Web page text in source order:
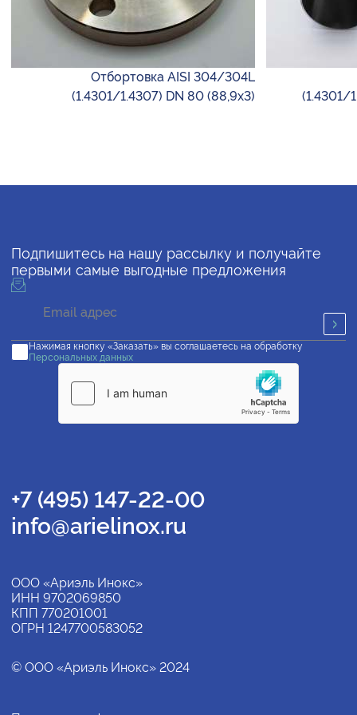
Отбортовка AISI 304/304L
(1.4301/1.4307) DN 80 (88,9х3)
(1.4301/
Подпишитесь на нашу рассылку и получайте
первыми самые выгодные предложения
Нажимая кнопку «Заказать» вы соглашаетесь на обработку
Персональных данных
+7 (495) 147-22-00
info@arielinox.ru
ООО «Ариэль Инокс»
ИНН 9702069850
КПП 770201001
ОГРН 1247700583052
© ООО «Ариэль Инокс» 2024